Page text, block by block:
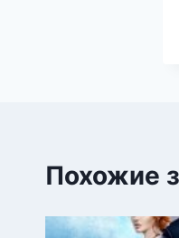
Похожие